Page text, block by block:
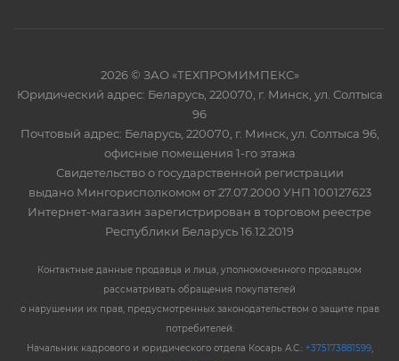
2026 © ЗАО «ТЕХПРОМИМПЕКС»
Юридический адрес: Беларусь, 220070, г. Минск, ул. Солтыса
96
Почтовый адрес: Беларусь, 220070, г. Минск, ул. Солтыса 96,
офисные помещения 1-го этажа
Свидетельство о государственной регистрации
выдано Мингорисполкомом от 27.07.2000 УНП 100127623
Интернет-магазин зарегистрирован в торговом реестре
Республики Беларусь 16.12.2019
Контактные данные продавца и лица, уполномоченного продавцом
рассматривать обращения покупателей
о нарушении их прав, предусмотренных законодательством о защите прав
потребителей:
Начальник кадрового и юридического отдела Косарь А.С.: +375173881599,